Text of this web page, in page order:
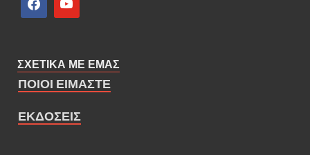
ΣΧΕΤΙΚΑ ΜΕ ΕΜΑΣ
ΠΟΙΟΙ ΕΙΜΑΣΤΕ
ΕΚΔΟΣΕΙΣ